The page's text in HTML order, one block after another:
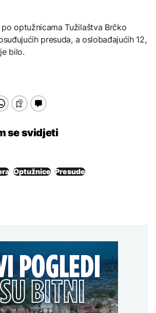
optužnicama Tužilaštva Brčko
presuda, a oslobađajućih 12,
bilo.
se svidjeti
Optužnice Presude